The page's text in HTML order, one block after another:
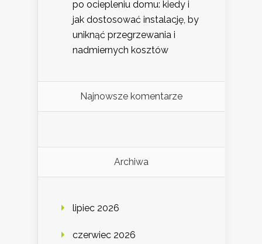
po ociepleniu domu: kiedy i
jak dostosować instalację, by
uniknąć przegrzewania i
nadmiernych kosztów
Najnowsze komentarze
Archiwa
lipiec 2026
czerwiec 2026